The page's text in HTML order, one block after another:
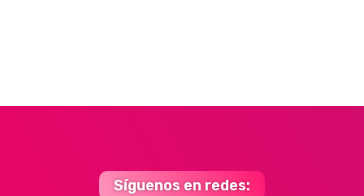
Síguenos en redes: